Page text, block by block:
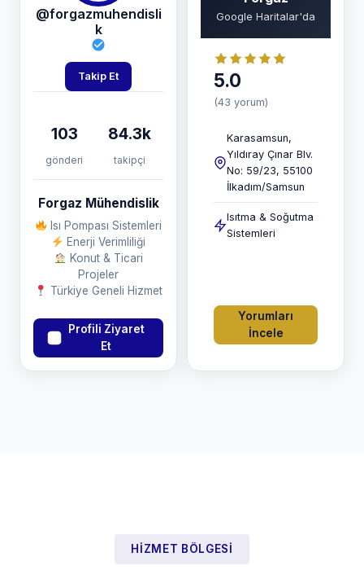
@forgazmuhendisli
k
Takip Et
103
gönderi
84.3k
takipçi
Forgaz Mühendislik
Isı Pompası Sistemleri
Enerji Verimliliği
Konut & Ticari
Projeler
Türkiye Geneli Hizmet
Profili Ziyaret
Et
Google Haritalar'da
5.0
(43 yorum)
Karasamsun,
Yıldıray Çınar Blv.
No: 59/23, 55100
İlkadım/Samsun
Isıtma & Soğutma
Sistemleri
Yorumları
İncele
HIZMET BÖLGESI